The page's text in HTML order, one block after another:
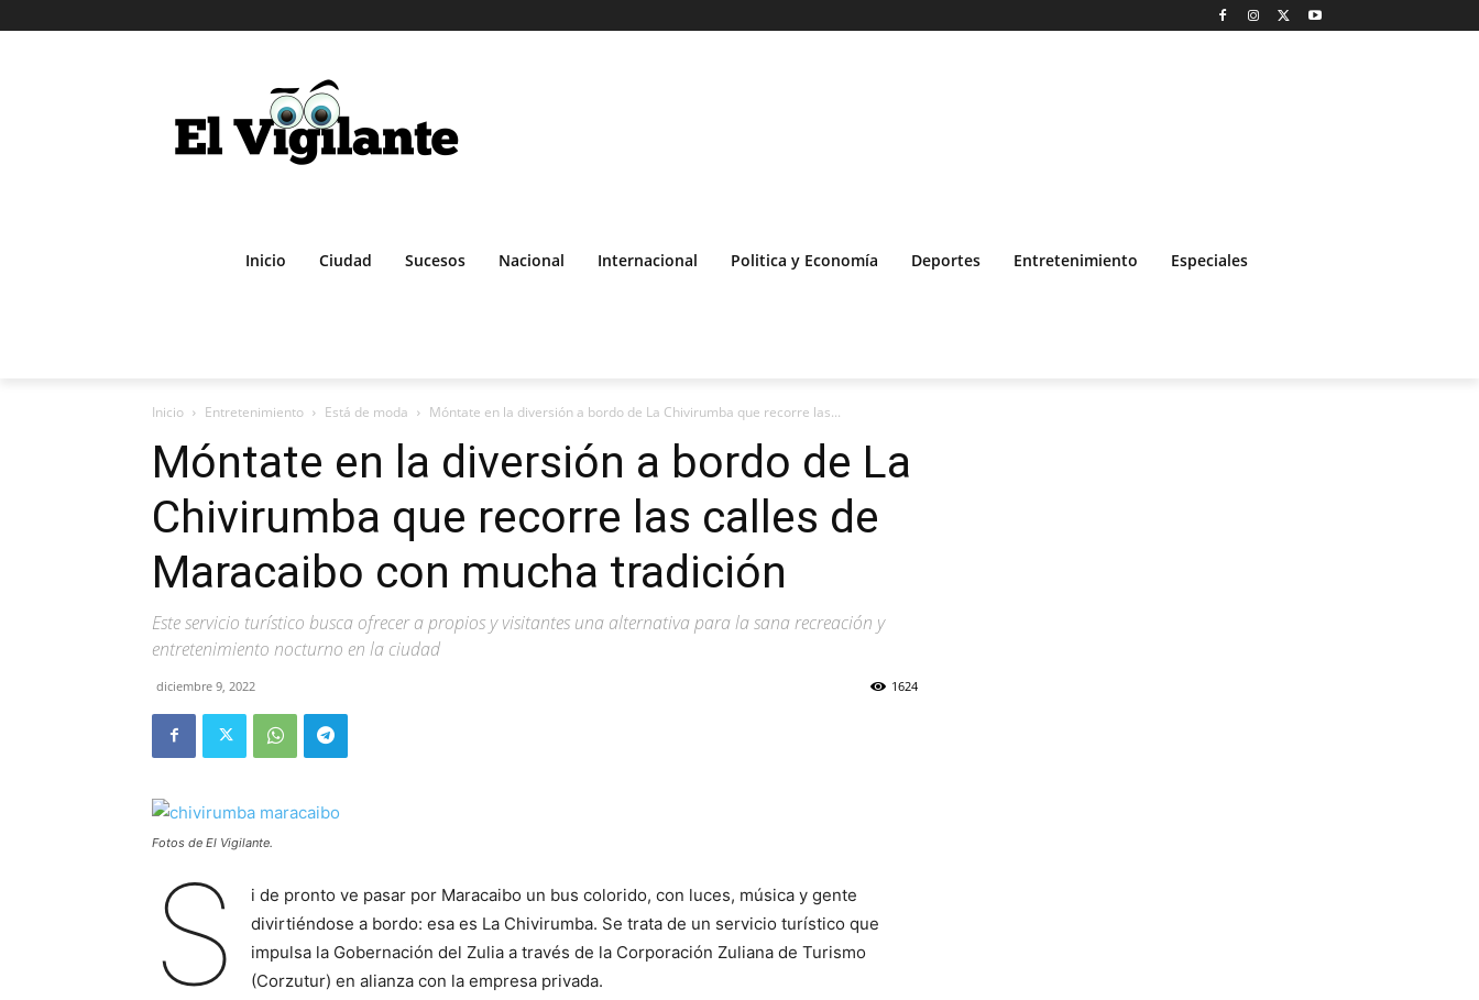
Inicio Ciudad Sucesos Nacional Internacional Politica y Economía Deportes Entretenimiento Especiales
Inicio Entretenimiento Está de moda Móntate en la diversión a bordo de La Chivirumba que recorre las...
Móntate en la diversión a bordo de La
Chivirumba que recorre las calles de
Maracaibo con mucha tradición
Este servicio turístico busca ofrecer a propios y visitantes una alternativa para la sana recreación y
entretenimiento nocturno en la ciudad
diciembre 9, 2022 1624
Fotos de El Vigilante.
S
i de pronto ve pasar por Maracaibo un bus colorido, con luces, música y gente
divirtiéndose a bordo: esa es La Chivirumba. Se trata de un servicio turístico que
impulsa la Gobernación del Zulia a través de la Corporación Zuliana de Turismo
(Corzutur) en alianza con la empresa privada.